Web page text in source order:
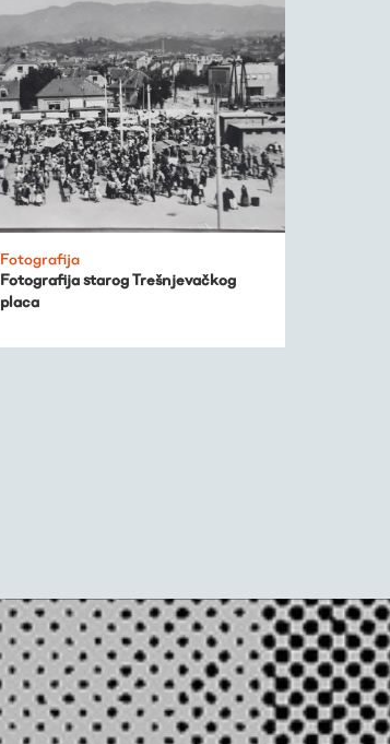
Fotografija
Fotografija starog Trešnjevačkog
placa